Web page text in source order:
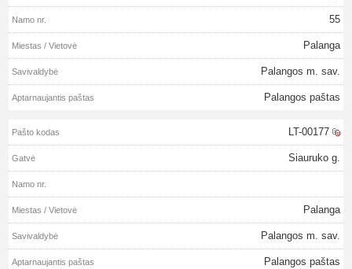
55
Palanga
Palangos m. sav.
Palangos paštas
LT-00177
Siauruko g.
Palanga
Palangos m. sav.
Palangos paštas